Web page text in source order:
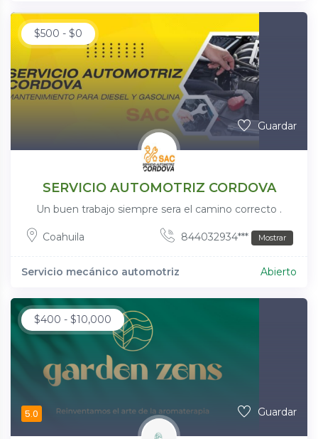
$500 - $0
Guardar
SERVICIO AUTOMOTRIZ CORDOVA
Un buen trabajo siempre sera el camino correcto .
Coahuila 844032934*** Mostrar
Servicio mecánico automotriz Abierto
$400 - $10,000
5.0 Guardar